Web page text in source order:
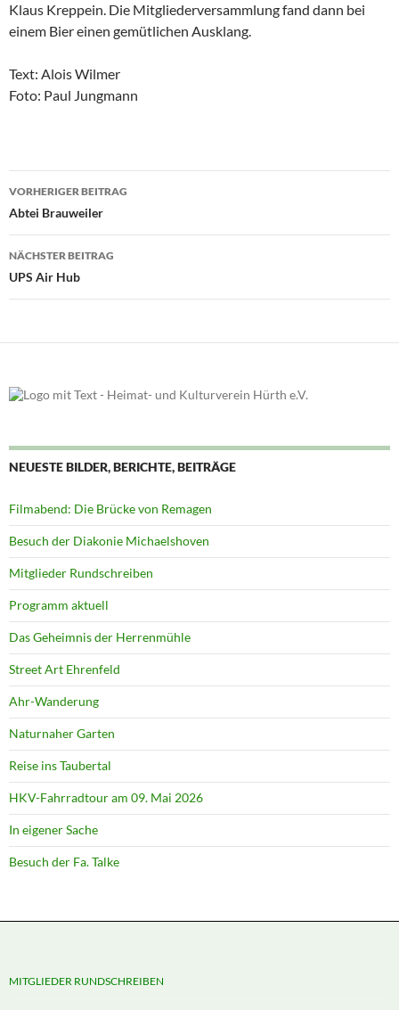
Klaus Kreppein. Die Mitgliederversammlung fand dann bei
einem Bier einen gemütlichen Ausklang.
Text: Alois Wilmer
Foto: Paul Jungmann
Beitragsnavigation
VORHERIGER BEITRAG
Abtei Brauweiler
NÄCHSTER BEITRAG
UPS Air Hub
NEUESTE BILDER, BERICHTE, BEITRÄGE
Filmabend: Die Brücke von Remagen
Besuch der Diakonie Michaelshoven
Mitglieder Rundschreiben
Programm aktuell
Das Geheimnis der Herrenmühle
Street Art Ehrenfeld
Ahr-Wanderung
Naturnaher Garten
Reise ins Taubertal
HKV-Fahrradtour am 09. Mai 2026
In eigener Sache
Besuch der Fa. Talke
MITGLIEDER RUNDSCHREIBEN